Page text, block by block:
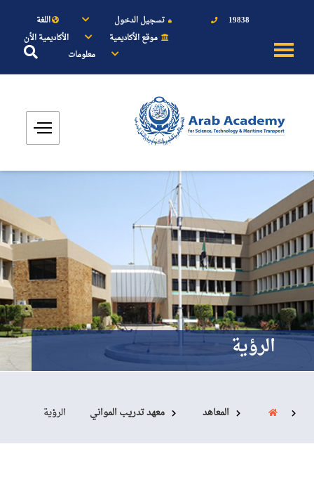
19838 تسجيل الدخول
اللغة
موقع الأكاديمية
الأكاديمية الأن
معلومات
عن الأكاديمية
القبول والتسجيل
الدراسات الأكاديمية
طلبة الأكاديمية
البحث العلمي
التدريب والخدمة المجتمعية
الإستشارات
الرؤية
المعاهد معهد تدريب المواني الرؤية